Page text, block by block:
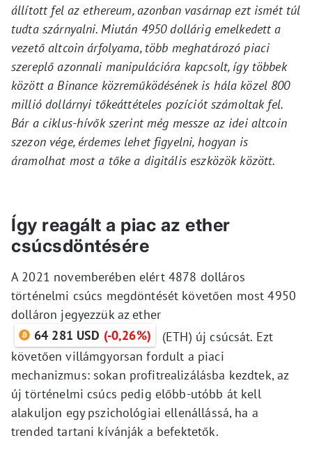
állított fel az ethereum, azonban vasárnap ezt ismét túl
tudta szárnyalni. Miután 4950 dollárig emelkedett a
vezető altcoin árfolyama, több meghatározó piaci
szereplő azonnali manipulációra kapcsolt, így többek
között a Binance közreműködésének is hála közel 800
millió dollárnyi tőkeáttételes pozíciót számoltak fel.
Bár a ciklus-hívők szerint még messze az idei altcoin
szezon vége, érdemes lehet figyelni, hogyan is
áramolhat most a tőke a digitális eszközök között.
Így reagált a piac az ether
csúcsdöntésére
A 2021 novemberében elért 4878 dolláros
történelmi csúcs megdöntését követően most 4950
dolláron jegyezzük az ether
64 281 USD (-0,26%)
(ETH) új csúcsát. Ezt
követően villámgyorsan fordult a piaci
mechanizmus: sokan profitrealizálásba kezdtek, az
új történelmi csúcs pedig előbb-utóbb át kell
alakuljon egy pszichológiai ellenállássá, ha a
trended tartani kívánják a befektetők.